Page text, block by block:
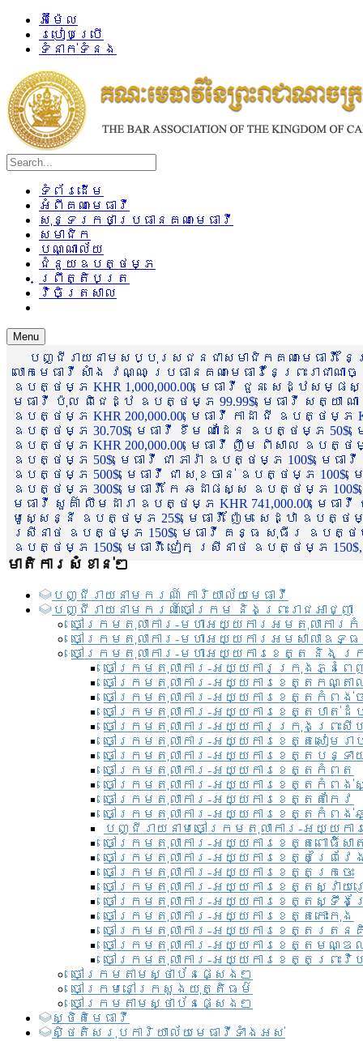
អ៊ីម៉ែល
របៀបប្រើ
ទំនាក់ទំនង
ទំព័រដើម
អំពីគណៈមេធាវី
សុន្ទរកថាប្រធានគណៈមេធាវី
សមាជិក
បណ្ណាល័យ
ជំនួយឧបត្ថម្ភ
ព្រឹត្តិបត្រ
វិចិត្រសាល
Menu
បញ្ជីរាយនាមសប្បុរសជនជាសមាជិកគណៈមេធាវី
លោកមេធាវី សាំង វណ្ណៈ ប្រធានគណៈមេធាវីនៃព្រះរា
ឧបត្ថម្ភ KHR 1,000,000.00, មេធាវី ជួន សេដ្ឋស
មេធាវី ប៉ុល ពិជេដ្ឋ ឧបត្ថម្ភ 99.99$, មេធាវី សត្យា ណ
ឧបត្ថម្ភ KHR 200,000.00, មេធាវី កាដា ជី ឧបត្ថម្ភ
ឧបត្ថម្ភ 30.70$, មេធាវី ខឹម ណាដែន ឧបត្ថម្ភ 50$,
ឧបត្ថម្ភ KHR 200,000.00, មេធាវី ញឹម ពិសាល ឧបត្ថ
ឧបត្ថម្ភ 50$, មេធាវី ជា ភារ៉ា ឧបត្ថម្ភ 100$, មេ
ឧបត្ថម្ភ 500$, មេធាវី ជា សុខចាន់ ឧបត្ថម្ភ
ឧបត្ថម្ភ 300$, មេធាវី កែ ឆដាផស្ស ឧបត្ថម្ភ
មេធាវី សួគ៌ា លឹមដារា ឧបត្ថម្ភ KHR 741,000.00, មេ
មូសេ្សន្នី ឧបត្ថម្ភ 25$, មេធាវី ញ៉ែម សេដ្ឋា ឧបត្ថ
ស្រីនាថ ឧបត្ថម្ភ 150$, មេធាវី គន្ធ សុធីរ ឧបត្ថម្ភ
ឧបត្ថម្ភ 150$, មេធាវី ជៀក ស្រីនាថ ឧបត្ថម្ភ 150$,
មាតិការសំខាន់ៗ
បញ្ជី​រាយ​នាមករណ៍ ការិយាល័យ​មេធាវី​
បញ្ជី​រាយ​នាមករណ៍​ចៅក្រម និងព្រះរាជអាជ្ញា
ចៅក្រមតុលាការ-មហាអយ្យការអមតុលាការ
ចៅក្រមតុលាការ-មហាអយ្យការអមសាលាឧទ្
ចៅក្រមតុលាការ-មហាអយ្យការខេត្ត និង ក្
ចៅក្រមតុលាការ-អយ្យការក្រុងភ្នំពេ
ចៅក្រមតុលាការ-អយ្យការខេត្តកណ្តា
ចៅក្រមតុលាការ-អយ្យការខេត្តកំពង់ច
ចៅក្រមតុលាការ-អយ្យការខេត្តបាត់ដំ
ចៅក្រមតុលាការ-អយ្យការ​ក្រុងព្រះសី
ចៅក្រមតុលាការ-អយ្យការខេត្តសៀមរា
ចៅក្រមតុលាការ-អយ្យការខេត្តបន្ទា
ចៅក្រមតុលាការ-អយ្យការខេត្តកំពត
ចៅក្រមតុលាការ-អយ្យការខេត្តកំពង់
ចៅក្រមតុលាការ-អយ្យការខេត្តតាកែវ
ចៅក្រមតុលាការ-អយ្យការខេត្តកំពង់
បញ្ជីរាយនាមចៅក្រមតុលាការ-អយ្យក
ចៅក្រមតុលាការ-អយ្យការខេត្តពោធិ៍សា
ចៅក្រមតុលាការ-អយ្យការខេត្តព្រៃវែ
ចៅក្រមតុលាការ-អយ្យការខេត្តក្រចេះ
ចៅក្រមតុលាការ-អយ្យការខេត្តស្វាយ
ចៅក្រមតុលាការ-អយ្យការខេត្តស្ទឹង
ចៅក្រមតុលាការ-អយ្យការខេត្តកោះកុង
ចៅក្រមតុលាការ-អយ្យការខេត្តរតន
ចៅក្រមតុលាការ-អយ្យការខេត្តមណ្
ចៅក្រមតុលាការ-អយ្យការខេត្តព្រះវិហ
ចៅក្រមតាមស្ថាប័នផ្សេងៗ
ចៅក្រមនៅក្រសួងយុត្តិធម៌
ចៅក្រមតាមស្ថាប័នផ្សេងៗ
ស្ថិតិមេធាវី
សិ្ថតិសរុបការិយាល័យមេធាវីទាំងអស់​